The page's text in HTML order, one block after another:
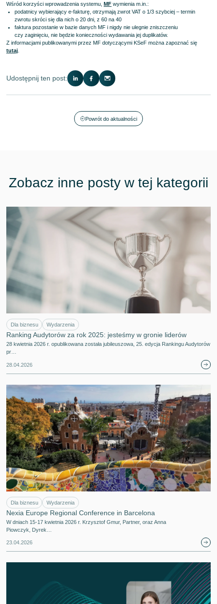
Wśród korzyści wprowadzenia systemu,MF wymienia m.in.:
podatnicy wybierający e-fakturę, otrzymają zwrot VAT o 1/3 szybciej – termin
zwrotu skróci się dla nich o 20 dni, z 60 na 40
faktura pozostanie w bazie danych MF i nigdy nie ulegnie zniszczeniu
czy zaginięciu, nie będzie konieczności wydawania jej duplikatów.
Z informacjami publikowanymi przez MF dotyczącymi KSeF można zapoznać się
tutaj
Udostępnij ten post:
Powrót do aktualności
Zobacz inne posty w tej kategorii
Dla biznesu Wydarzenia
Ranking Audytorów za rok 2025: jesteśmy w gronie liderów
28 kwietnia 2026 r. opublikowana została jubileuszowa, 25. edycja Rankingu Audytorów
pr…
28.04.2026
Dla biznesu Wydarzenia
Nexia Europe Regional Conference in Barcelona
W dniach 15-17 kwietnia 2026 r. Krzysztof Gmur, Partner, oraz Anna
Piowczyk, Dyrek…
23.04.2026